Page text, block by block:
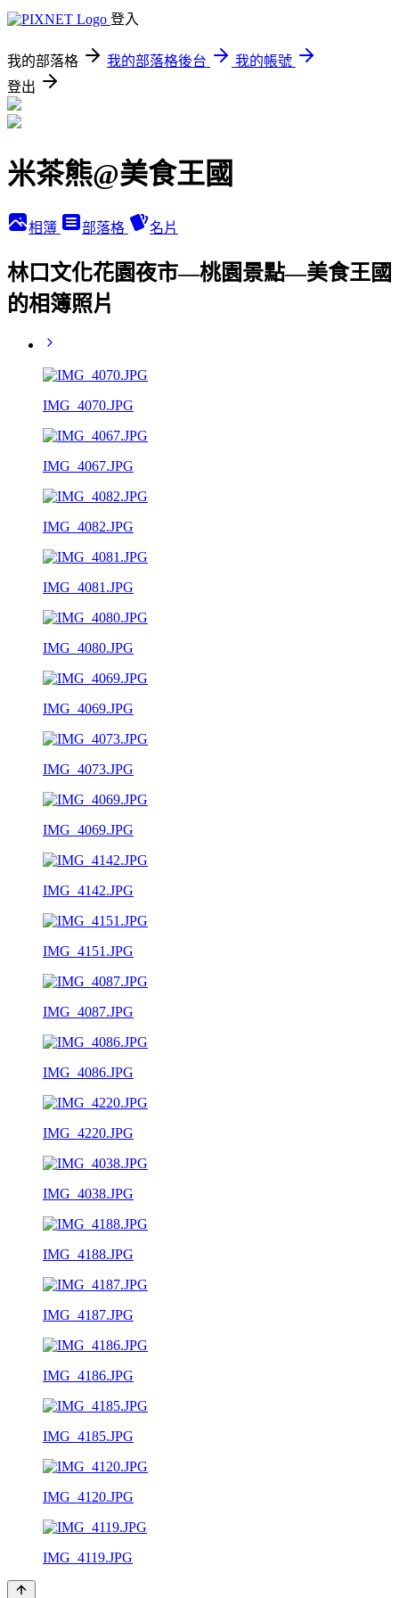
登入
我的部落格 我的部落格後台
我的帳號
登出
米茶熊@美食王國
相簿 部落格 名片
林口文化花園夜市—桃園景點—美食王國
的相簿照片
IMG_4070.JPG
IMG_4067.JPG
IMG_4082.JPG
IMG_4081.JPG
IMG_4080.JPG
IMG_4069.JPG
IMG_4073.JPG
IMG_4069.JPG
IMG_4142.JPG
IMG_4151.JPG
IMG_4087.JPG
IMG_4086.JPG
IMG_4220.JPG
IMG_4038.JPG
IMG_4188.JPG
IMG_4187.JPG
IMG_4186.JPG
IMG_4185.JPG
IMG_4120.JPG
IMG_4119.JPG